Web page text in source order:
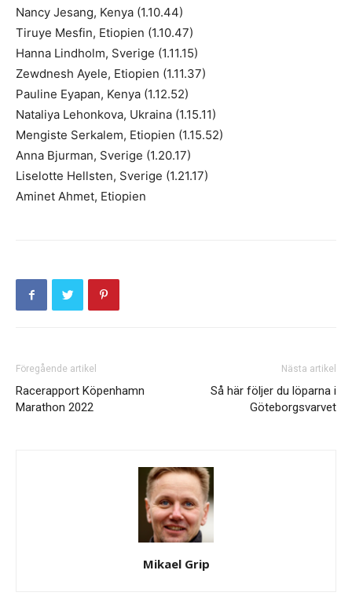
Nancy Jesang, Kenya (1.10.44)
Tiruye Mesfin, Etiopien (1.10.47)
Hanna Lindholm, Sverige (1.11.15)
Zewdnesh Ayele, Etiopien (1.11.37)
Pauline Eyapan, Kenya (1.12.52)
Nataliya Lehonkova, Ukraina (1.15.11)
Mengiste Serkalem, Etiopien (1.15.52)
Anna Bjurman, Sverige (1.20.17)
Liselotte Hellsten, Sverige (1.21.17)
Aminet Ahmet, Etiopien
Föregående artikel
Racerapport Köpenhamn
Marathon 2022
Nästa artikel
Så här följer du löparna i
Göteborgsvarvet
Mikael Grip